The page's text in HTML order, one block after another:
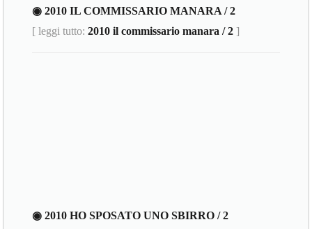
◉ 2010 IL COMMISSARIO MANARA / 2
[ leggi tutto:2010 il commissario manara / 2 ]
◉ 2010 HO SPOSATO UNO SBIRRO / 2